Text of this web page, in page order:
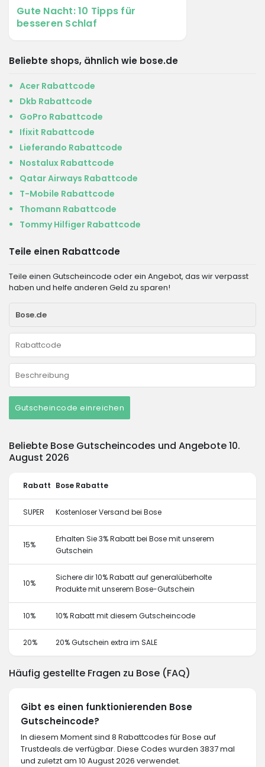
Gute Nacht: 10 Tipps für
besseren Schlaf
Beliebte shops, ähnlich wie bose.de
Acer Rabattcode
Dkb Rabattcode
GoPro Rabattcode
Ifixit Rabattcode
Lieferando Rabattcode
Nostalux Rabattcode
Qatar Airways Rabattcode
T-Mobile Rabattcode
Thomann Rabattcode
Tommy Hilfiger Rabattcode
Teile einen Rabattcode
Teile einen Gutscheincode oder ein Angebot, das wir verpasst
haben und helfe anderen Geld zu sparen!
Gutscheincode einreichen
Beliebte Bose Gutscheincodes und Angebote 10.
August 2026
Rabatt Bose Rabatte
SUPER Kostenloser Versand bei Bose
15%
Erhalten Sie 3% Rabatt bei Bose mit unserem
Gutschein
10%
Sichere dir 10% Rabatt auf generalüberholte
Produkte mit unserem Bose-Gutschein
10% 10% Rabatt mit diesem Gutscheincode
20% 20% Gutschein extra im SALE
Häufig gestellte Fragen zu Bose (FAQ)
Gibt es einen funktionierenden Bose
Gutscheincode?
In diesem Moment sind 8 Rabattcodes für Bose auf
Trustdeals.de verfügbar. Diese Codes wurden 3837 mal
und zuletzt am 10 August 2026 verwendet.